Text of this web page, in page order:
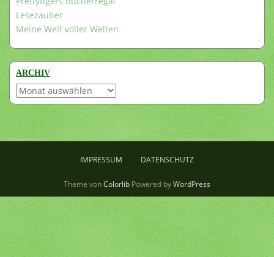
Lesezauber
Meine Welt voller Welten
ARCHIV
Archiv
IMPRESSUM DATENSCHUTZ
Theme vonColorlib Powered byWordPress